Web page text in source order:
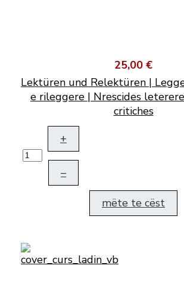
25,00 €
Lektüren und Relektüren |
e rileggere | Nrescides
critiches
+
–
mëte te cëst